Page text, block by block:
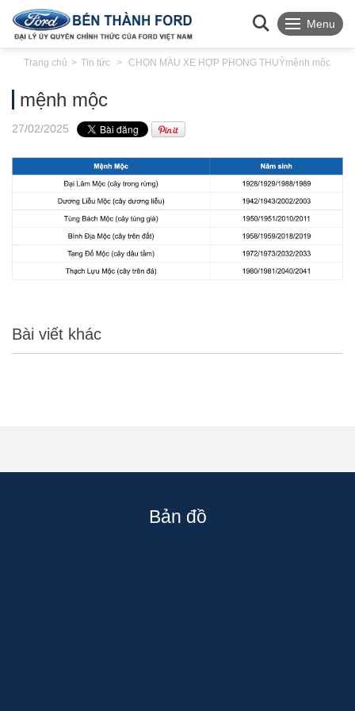
Menu
Trang chủ Tin tức CHỌN MÀU XE HỢP PHONG THUỶmệnh mộc
mệnh mộc
27/02/2025
Bài viết khác
Bản đồ